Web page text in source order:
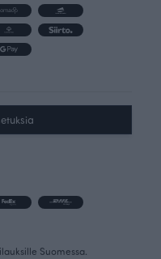
Suomessa.